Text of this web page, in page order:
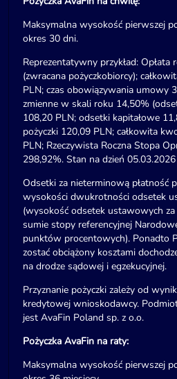
Maksymalna wysokość pierwszej
okres 30 dni.
Reprezentatywny przykład: Opłata
(zwracana pożyczkobiorcy);
PLN; czas obowiązywania umowy
zmienne w skali roku 14,50%
108,20 PLN; odsetki kapitałowe
pożyczki 120,09 PLN; całkowita
PLN; Rzeczywista Roczna Stopa
298,92%. Stan na dzień
Odsetki za nieterminową płatność
wysokości dwukrotności odsetek
(wysokość odsetek ustawowych
sumie stopy referencyjnej
punktów procentowych). Ponadto
zostać obciążony kosztami
na drodze sądowej i egzekucyjnej.
Przyznanie pożyczki zależy od
kredytowej wnioskodawcy.
jest AvaFin Poland sp. z o.o.
Pożyczka AvaFin na raty:
Maksymalna wysokość pierwszej